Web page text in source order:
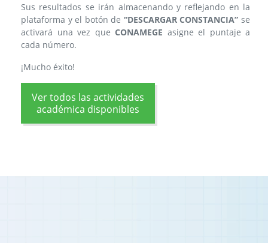
Sus resultados se irán almacenando y reflejando en la
plataforma y el botón de “DESCARGAR CONSTANCIA” se
activará una vez que CONAMEGE asigne el puntaje a
cada número.
¡Mucho éxito!
Ver todos las actividades
académica disponibles